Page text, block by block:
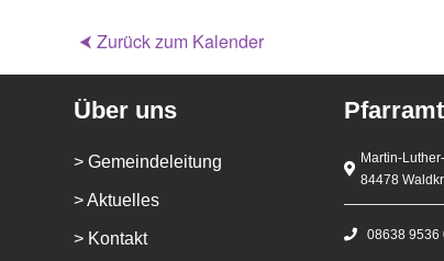
⮜ Zurück zum Kalender
Über uns
> Gemeindeleitung
> Aktuelles
> Kontakt
Pfarramt
Martin-
84478
08638 9536